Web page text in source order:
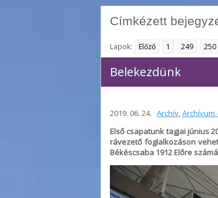
Címkézett
Lapok: Előző 1 249 250
Belekezdünk
2019. 06. 24. Archív,Archívum
Első csapatunk tagjai június
rávezető foglalkozáson
Békéscsaba 1912 Előre